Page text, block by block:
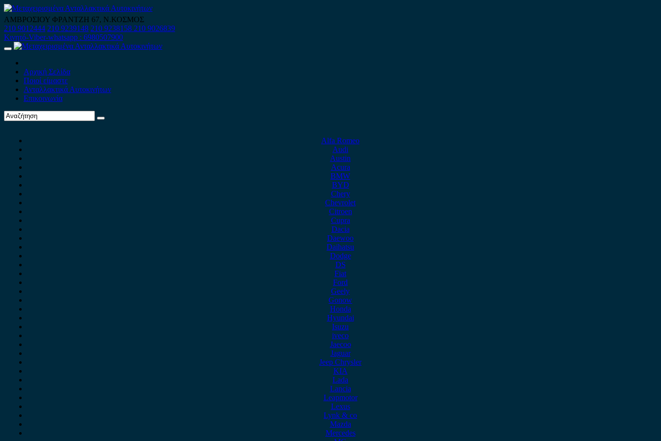
Skip
to
content
ΑΜΒΡΟΣΙΟΥ ΦΡΑΝΤΖΗ 67, Ν.ΚΟΣΜΟΣ
210 9012444 210 9239148 210 9238158 210 9026839
Κινητό-Viber-whatsapp : 6980507900
Primary
Αρχική Σελίδα
Ποιοί είμαστε
Ανταλλακτικά Αυτοκινήτων
Επικοινωνία
Alfa Romeo
Audi
Austin
Acura
BMW
BYD
Chery
Chevrolet
Citroen
Cupra
Dacia
Daewoo
Daihatsu
Dodge
DS
Fiat
Ford
Geely
Gonow
Honda
Hyundai
Isuzu
iveco
Jaecoo
Jaguar
Jeep Chrysler
KIA
Lada
Lancia
Leapmotor
Lexus
Lynk & co
Mazda
Mercedes